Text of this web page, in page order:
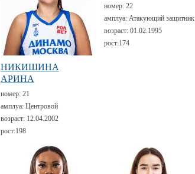
НИКИШИНА
АРИНА
номер: 21
амплуа: Центровой
возраст: 12.04.2002
рост:198
номер: 22
амплуа: Атакующий защитник
возраст: 01.02.1995
рост:174